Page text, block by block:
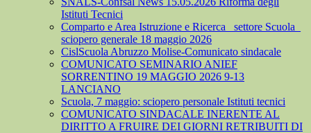
Istituti Tecnici
Comparto e Area Istruzione e Ricerca_ settore Scuola_
sciopero generale 18 maggio 2026
CislScuola Abruzzo Molise-Comunicato sindacale
COMUNICATO SEMINARIO ANIEF
SORRENTINO 19 MAGGIO 2026 9-13
LANCIANO
Scuola, 7 maggio: sciopero personale Istituti tecnici
COMUNICATO SINDACALE INERENTE AL
DIRITTO A FRUIRE DEI GIORNI RETRIBUITI DI